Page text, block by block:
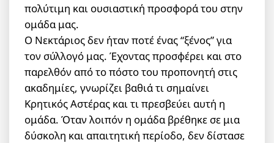
πολύτιμη και ουσιαστική προσφορά του στην
ομάδα μας.
Ο Νεκτάριος δεν ήταν ποτέ ένας “ξένος” για
τον σύλλογό μας. Έχοντας προσφέρει και στο
παρελθόν από το πόστο του προπονητή στις
ακαδημίες, γνωρίζει βαθιά τι σημαίνει
Κρητικός Αστέρας και τι πρεσβεύει αυτή η
ομάδα. Όταν λοιπόν η ομάδα βρέθηκε σε μια
δύσκολη και απαιτητική περίοδο, δεν δίστασε